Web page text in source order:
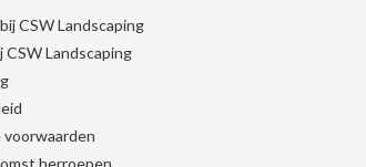
CSW Landscaping
CSW Landscaping
herroepen